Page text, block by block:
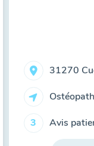
31270
3 Avis